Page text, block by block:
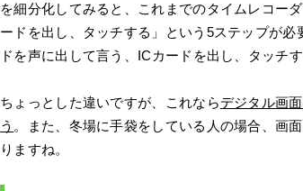
を細分化してみると、これまでのタイムレコー
ードを出し、タッチする」という5ステップが
ドを声に出して言う、ICカードを出し、タッチ
ちょっとした違いですが、これならデジタル画
う 。また、冬場に手袋をしている人の場合、画
りますね。